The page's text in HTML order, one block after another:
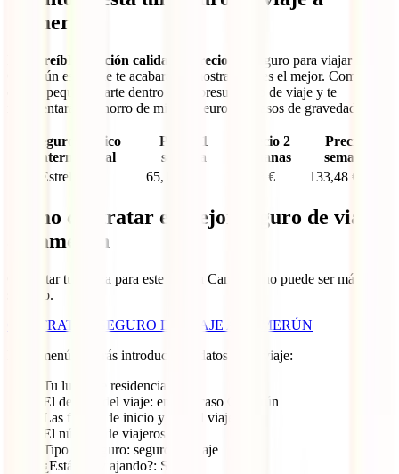
Camerún
increíble relación calidad – precio del seguro para viajar a
Camerún es lo que te acabará de mostrar que es el mejor. Como ves,
es una pequeña parte dentro de tu presupuesto de viaje y te
representará un ahorro de miles de euros en casos de gravedad.
Seguro médico
internacional
Precio 1
semana
Precio 2
semanas
Precio 3
semanas
IATI Estrella
65,12 € 105,98 € 133,48 €
Cómo contratar el mejor seguro de viaje
a Camerún
Contratar tu póliza para este viaje a Camerún no puede ser más
sencillo.
CONTRATAR SEGURO DE VIAJE A CAMERÚN
En el menú deberás introducir los datos de tu viaje:
Tu lugar de residencia
El destino del viaje: en este caso Camerún
Las fechas de inicio y fin del viaje
El número de viajeros
Tipo de seguro: seguro de viaje
¿Estás ya viajando?: Sí/No